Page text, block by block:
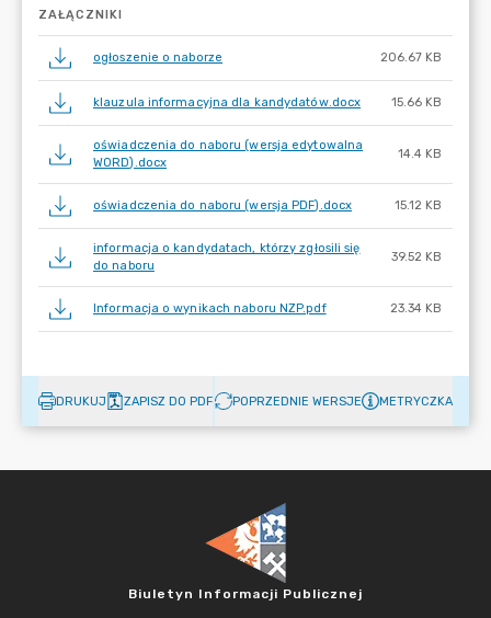
ZAŁĄCZNIKI
ogłoszenie o naborze 206.67 KB
klauzula informacyjna dla kandydatów.docx 15.66 KB
oświadczenia do naboru (wersja edytowalna
WORD).docx
14.4 KB
oświadczenia do naboru (wersja PDF).docx 15.12 KB
informacja o kandydatach, którzy zgłosili się
do naboru
39.52 KB
Informacja o wynikach naboru NZP.pdf 23.34 KB
DRUKUJ ZAPISZ DO PDF POPRZEDNIE WERSJE METRYCZKA
Biuletyn Informacji Publicznej